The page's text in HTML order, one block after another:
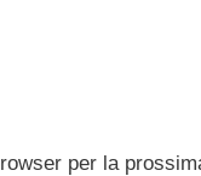
per la